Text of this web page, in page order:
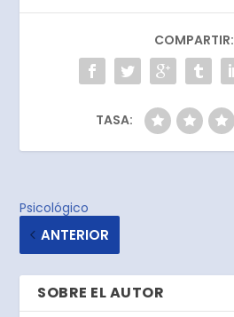
COMPARTIR:
TASA:
Psicológico
ANTERIOR
SOBRE EL AUTOR